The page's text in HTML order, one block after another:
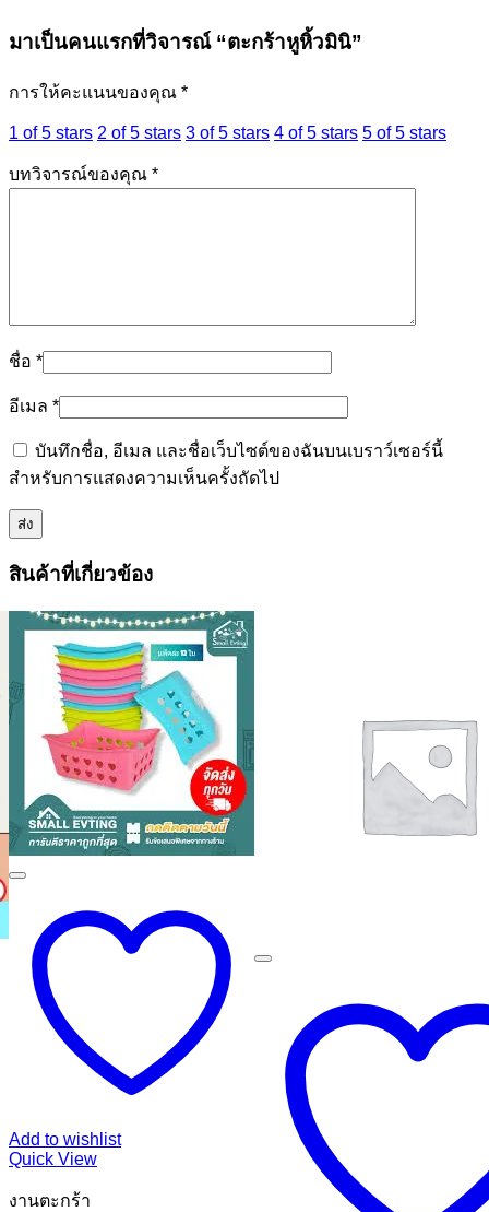
มาเป็นคนแรกที่วิจารณ์ “ตะกร้าหูหิ้วมินิ”
การให้คะแนนของคุณ *
1 of 5 stars 2 of 5 stars 3 of 5 stars 4 of 5 stars 5 of 5 stars
บทวิจารณ์ของคุณ *
ชื่อ *
อีเมล *
บันทึกชื่อ, อีเมล และชื่อเว็บไซต์ของฉันบนเบราว์เซอร์นี้
สำหรับการแสดงความเห็นครั้งถัดไป
สินค้าที่เกี่ยวข้อง
Add to wishlist
Quick View
งานตะกร้า